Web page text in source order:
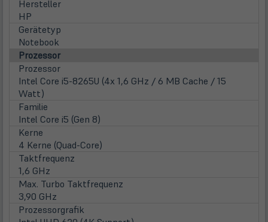
Hersteller
HP
Gerätetyp
Notebook
Prozessor
Prozessor
Intel Core i5-8265U (4x 1,6 GHz / 6 MB Cache / 15
Watt)
Familie
Intel Core i5 (Gen 8)
Kerne
4 Kerne (Quad-Core)
Taktfrequenz
1,6 GHz
Max. Turbo Taktfrequenz
3,90 GHz
Prozessorgrafik